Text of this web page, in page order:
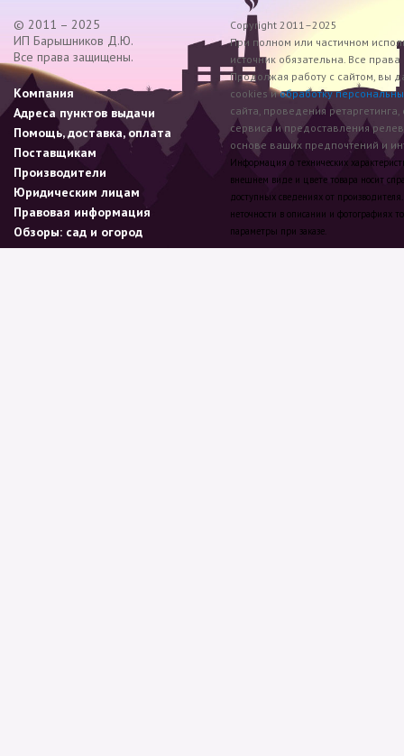
© 2011 – 2025
ИП Барышников Д.Ю.
Все права защищены.
Компания
Адреса пунктов выдачи
Помощь, доставка, оплата
Поставщикам
Производители
Юридическим лицам
Правовая информация
Обзоры: сад и огород
Copyright 2011–2025
При полном или частичном
источник обязательна. Все
Продолжая работу с сайтом, вы
cookies иобработку
сайта, проведения
сервиса и предоставления
основе ваших предпочтений и
Информация о технических
внешнем виде и цвете товара носит
доступных сведениях от
неточности в описании и фотографиях
параметры при заказе.